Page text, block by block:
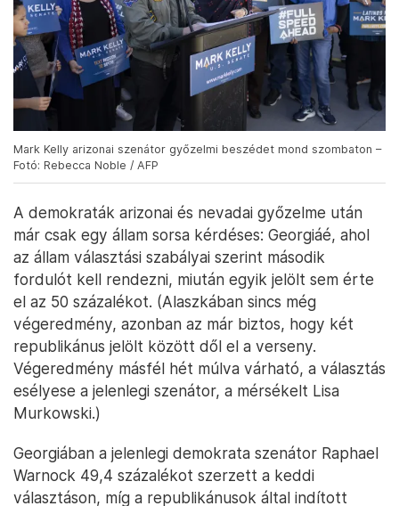
Mark Kelly arizonai szenátor győzelmi beszédet mond szombaton –
Fotó: Rebecca Noble / AFP
A demokraták arizonai és nevadai győzelme után
már csak egy állam sorsa kérdéses: Georgiáé, ahol
az állam választási szabályai szerint második
fordulót kell rendezni, miután egyik jelölt sem érte
el az 50 százalékot. (Alaszkában sincs még
végeredmény, azonban az már biztos, hogy két
republikánus jelölt között dől el a verseny.
Végeredmény másfél hét múlva várható, a választás
esélyese a jelenlegi szenátor, a mérsékelt Lisa
Murkowski.)
Georgiában a jelenlegi demokrata szenátor Raphael
Warnock 49,4 százalékot szerzett a keddi
választáson, míg a republikánusok által indított